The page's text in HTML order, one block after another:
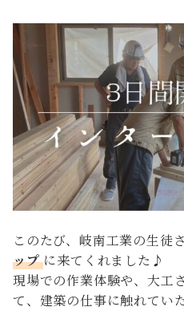
このたび、岐南工業の生徒
ップ に来てくれました♪
現場での作業体験や、大工
て、建築の仕事に触れてい